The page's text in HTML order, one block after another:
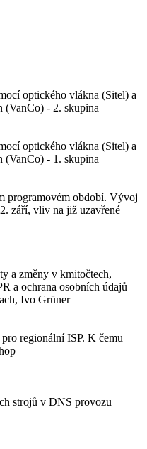
optického vlákna (Sitel) a
(VanCo) - 2. skupina
optického vlákna (Sitel) a
(VanCo) - 1. skupina
programovém období. Vývoj
září, vliv na již uzavřené
a změny v kmitočtech,
a ochrana osobních údajů
Ivo Grüner
regionální ISP. K čemu
strojů v DNS provozu